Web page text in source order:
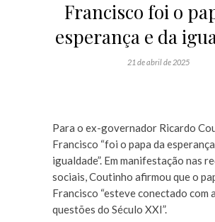
Francisco foi o
esperança e da
21 de abril de 2025
Para o ex-governador Ricardo
Francisco “foi o papa da
igualdade”. Em manifestação nas
sociais, Coutinho afirmou que o
Francisco “esteve conectado com
questões do Século XXI”.